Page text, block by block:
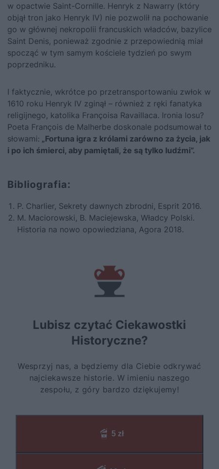
w opactwie Saint-Cornille. Henryk z Nawarry (który
objął tron jako Henryk IV) nie pozwolił na pochowanie
go w głównej nekropolii francuskich władców, bazylice
Saint Denis, ponieważ zgodnie z przepowiednią miał
spocząć w tym samym kościele tydzień po swym
poprzedniku.
I faktycznie, wkrótce po przetransportowaniu zwłok w
1610 roku Henryk IV zginął – również z ręki fanatyka
religijnego, katolika Françoisa Ravaillaca. Ironia losu?
Poeta François de Malherbe doskonale podsumował to
słowami: „Fortuna igra z królami zarówno za życia, jak
i po ich śmierci, aby pamiętali, że są tylko ludźmi”.
Bibliografia:
P. Charlier, Sekrety dawnych zbrodni, Esprit 2016.
M. Maciorowski, B. Maciejewska, Władcy Polski.
Historia na nowo opowiedziana, Agora 2018.